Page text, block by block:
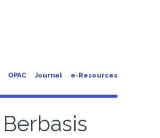
OPAC Journal e-Resources